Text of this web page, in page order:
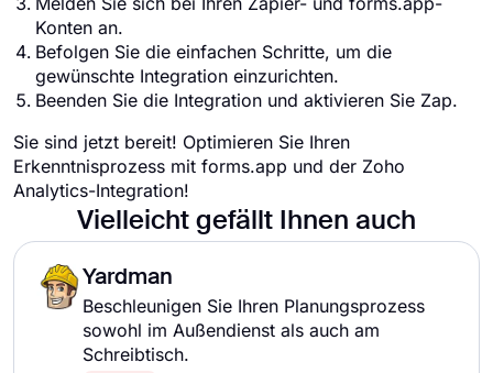
Konten an.
Befolgen Sie die einfachen Schritte, um die
gewünschte Integration einzurichten.
Beenden Sie die Integration und aktivieren Sie Zap.
Sie sind jetzt bereit! Optimieren Sie Ihren
Erkenntnisprozess mit forms.app und der Zoho
Analytics-Integration!
Vielleicht gefällt Ihnen auch
Yardman
Beschleunigen Sie Ihren Planungsprozess
sowohl im Außendienst als auch am
Schreibtisch.